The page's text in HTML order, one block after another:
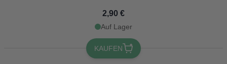
2,90 €
Auf Lager
KAUFEN